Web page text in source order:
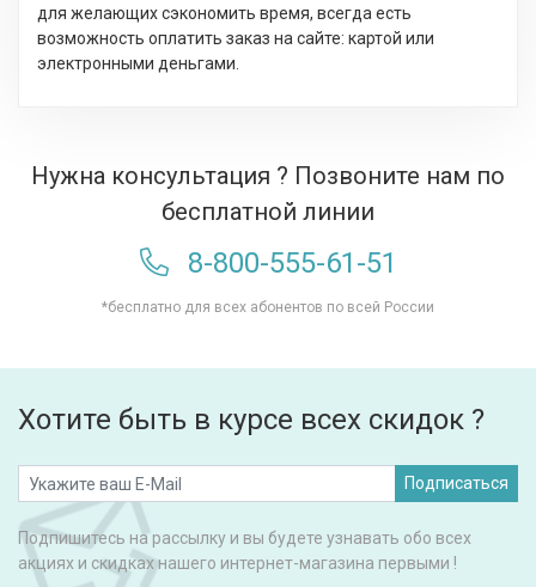
для желающих сэкономить время, всегда есть
возможность оплатить заказ на сайте: картой или
электронными деньгами.
Нужна консультация ? Позвоните нам по
бесплатной линии
8-800-555-61-51
*бесплатно для всех абонентов по всей России
Хотите быть в курсе всех скидок ?
Подписаться
Подпишитесь на рассылку и вы будете узнавать обо всех
акциях и скидках нашего интернет-магазина первыми !